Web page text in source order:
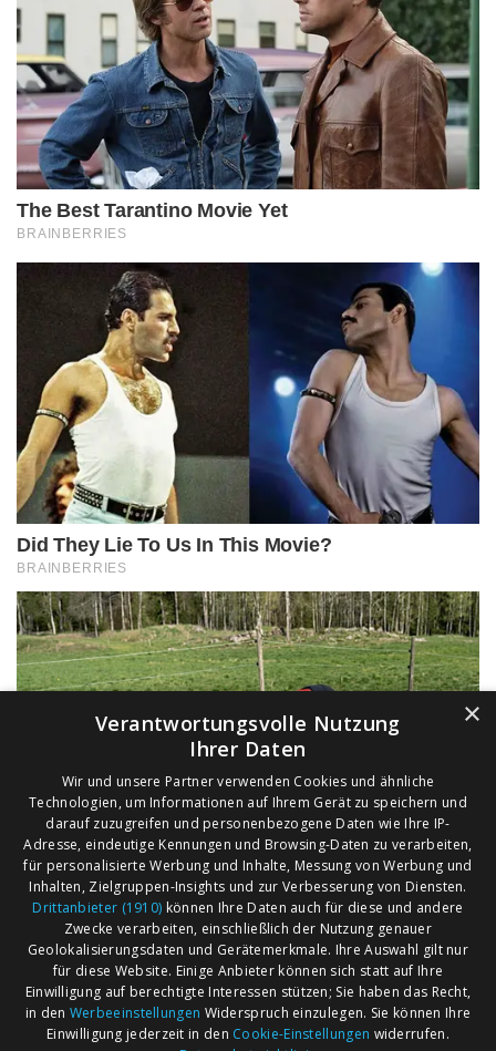
AGB
Impressum
Märkte nach Bundesländern
Märkte nach PLZ
×
Verantwortungsvolle Nutzung
Ihrer Daten
Wir und unsere Partner verwenden Cookies und ähnliche
Technologien, um Informationen auf Ihrem Gerät zu speichern und
darauf zuzugreifen und personenbezogene Daten wie Ihre IP-
Adresse, eindeutige Kennungen und Browsing-Daten zu verarbeiten,
für personalisierte Werbung und Inhalte, Messung von Werbung und
Inhalten, Zielgruppen-Insights und zur Verbesserung von Diensten.
Drittanbieter (1910) können Ihre Daten auch für diese und andere
Zwecke verarbeiten, einschließlich der Nutzung genauer
Geolokalisierungsdaten und Gerätemerkmale. Ihre Auswahl gilt nur
für diese Website. Einige Anbieter können sich statt auf Ihre
Einwilligung auf berechtigte Interessen stützen; Sie haben das Recht,
in den Werbeeinstellungen Widerspruch einzulegen. Sie können Ihre
Einwilligung jederzeit in den Cookie-Einstellungen widerrufen.